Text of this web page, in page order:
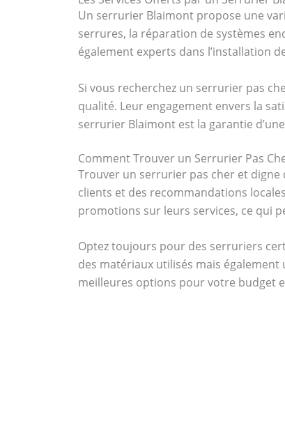
Un serrurier Blaimont propose une
serrures, la réparation de systèmes
également experts dans l’installation
Si vous recherchez un serrurier pas
qualité. Leur engagement envers la
serrurier Blaimont est la garantie
Comment Trouver un Serrurier Pas
Trouver un serrurier pas cher et digne
clients et des recommandations
promotions sur leurs services, ce qui
Optez toujours pour des serruriers
des matériaux utilisés mais
meilleures options pour votre budget